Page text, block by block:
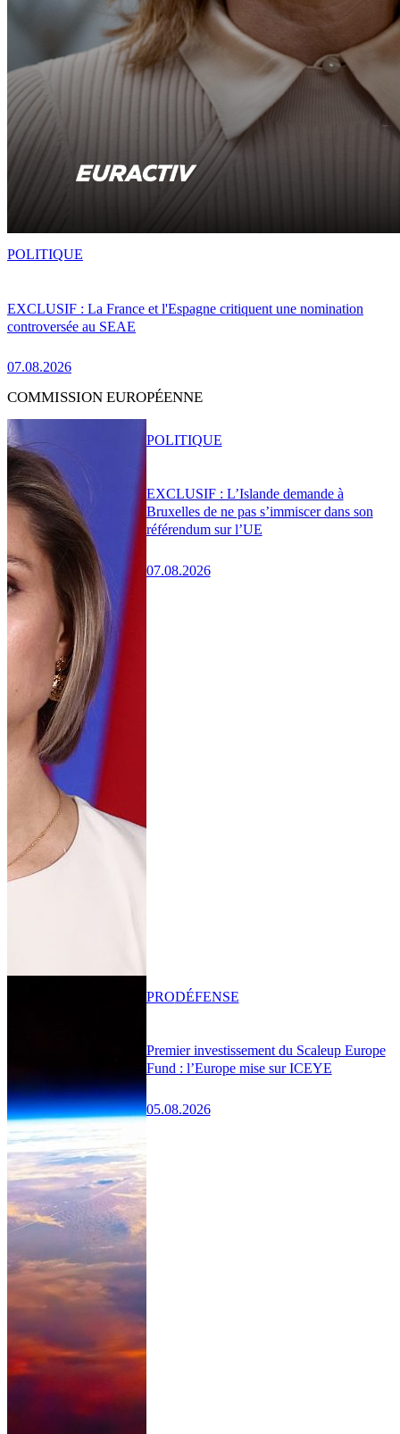
EXCLUSIF : La France et l'Espagne critiquent une nomination
controversée au SEAE
07.08.2026
POLITIQUE
COMMISSION EUROPÉENNE
EXCLUSIF : L’Islande demande à
Bruxelles de ne pas s’immiscer dans son
référendum sur l’UE
07.08.2026
POLITIQUE
Premier investissement du Scaleup Europe
Fund : l’Europe mise sur ICEYE
05.08.2026
PRODÉFENSE